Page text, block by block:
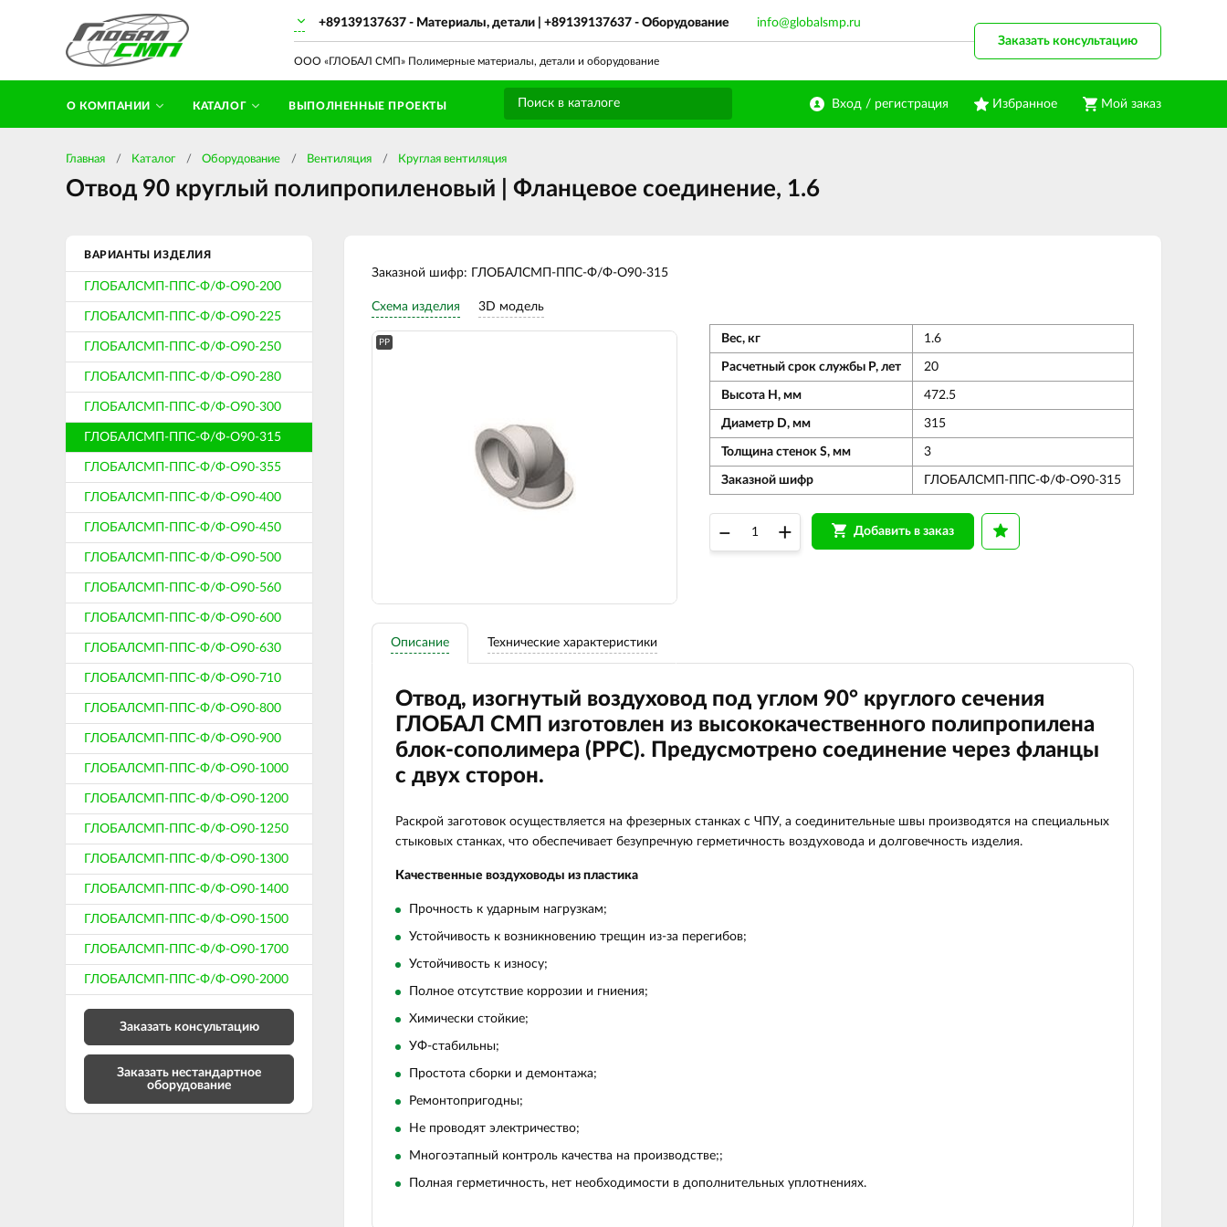
ООО «ГЛОБАЛ СМП» Полимерные материалы, детали и оборудование
+89139137637 - Материалы, детали | +89139137637 - Оборудование info@globalsmp.ru
Вход / регистрация Избранное Мой заказ
О КОМПАНИИ КАТАЛОГ ВЫПОЛНЕННЫЕ ПРОЕКТЫ
Заказать консультацию
Главная Каталог Оборудование Вентиляция Круглая вентиляция
Отвод 90 круглый полипропиленовый | Фланцевое соединение, 1.6
ВАРИАНТЫ ИЗДЕЛИЯ
ГЛОБАЛСМП-ППС-Ф/Ф-О90-200
ГЛОБАЛСМП-ППС-Ф/Ф-О90-225
ГЛОБАЛСМП-ППС-Ф/Ф-О90-250
ГЛОБАЛСМП-ППС-Ф/Ф-О90-280
ГЛОБАЛСМП-ППС-Ф/Ф-О90-300
ГЛОБАЛСМП-ППС-Ф/Ф-О90-315
ГЛОБАЛСМП-ППС-Ф/Ф-О90-355
ГЛОБАЛСМП-ППС-Ф/Ф-О90-400
ГЛОБАЛСМП-ППС-Ф/Ф-О90-450
ГЛОБАЛСМП-ППС-Ф/Ф-О90-500
ГЛОБАЛСМП-ППС-Ф/Ф-О90-560
ГЛОБАЛСМП-ППС-Ф/Ф-О90-600
ГЛОБАЛСМП-ППС-Ф/Ф-О90-630
ГЛОБАЛСМП-ППС-Ф/Ф-О90-710
ГЛОБАЛСМП-ППС-Ф/Ф-О90-800
ГЛОБАЛСМП-ППС-Ф/Ф-О90-900
ГЛОБАЛСМП-ППС-Ф/Ф-О90-1000
ГЛОБАЛСМП-ППС-Ф/Ф-О90-1200
ГЛОБАЛСМП-ППС-Ф/Ф-О90-1250
ГЛОБАЛСМП-ППС-Ф/Ф-О90-1300
ГЛОБАЛСМП-ППС-Ф/Ф-О90-1400
ГЛОБАЛСМП-ППС-Ф/Ф-О90-1500
ГЛОБАЛСМП-ППС-Ф/Ф-О90-1700
ГЛОБАЛСМП-ППС-Ф/Ф-О90-2000
Заказать консультацию
Заказать нестандартное
оборудование
Заказной шифр: ГЛОБАЛСМП-ППС-Ф/Ф-О90-315
Схема изделия 3D модель
PP Вес, кг 1.6
Расчетный срок службы Р, лет 20
Высота Н, мм 472.5
Диаметр D, мм 315
Толщина стенок S, мм 3
Заказной шифр ГЛОБАЛСМП-ППС-Ф/Ф-О90-315
– + Добавить в заказ
Описание Технические характеристики
Отвод, изогнутый воздуховод под углом 90° круглого сечения
ГЛОБАЛ СМП изготовлен из высококачественного полипропилена
блок-сополимера (РРС). Предусмотрено соединение через фланцы
с двух сторон.
Раскрой заготовок осуществляется на фрезерных станках с ЧПУ, а соединительные швы производятся на специальных
стыковых станках, что обеспечивает безупречную герметичность воздуховода и долговечность изделия.
Качественные воздуховоды из пластика
Прочность к ударным нагрузкам;
Устойчивость к возникновению трещин из-за перегибов;
Устойчивость к износу;
Полное отсутствие коррозии и гниения;
Химически стойкие;
УФ-стабильны;
Простота сборки и демонтажа;
Ремонтопригодны;
Не проводят электричество;
Многоэтапный контроль качества на производстве;;
Полная герметичность, нет необходимости в дополнительных уплотнениях.